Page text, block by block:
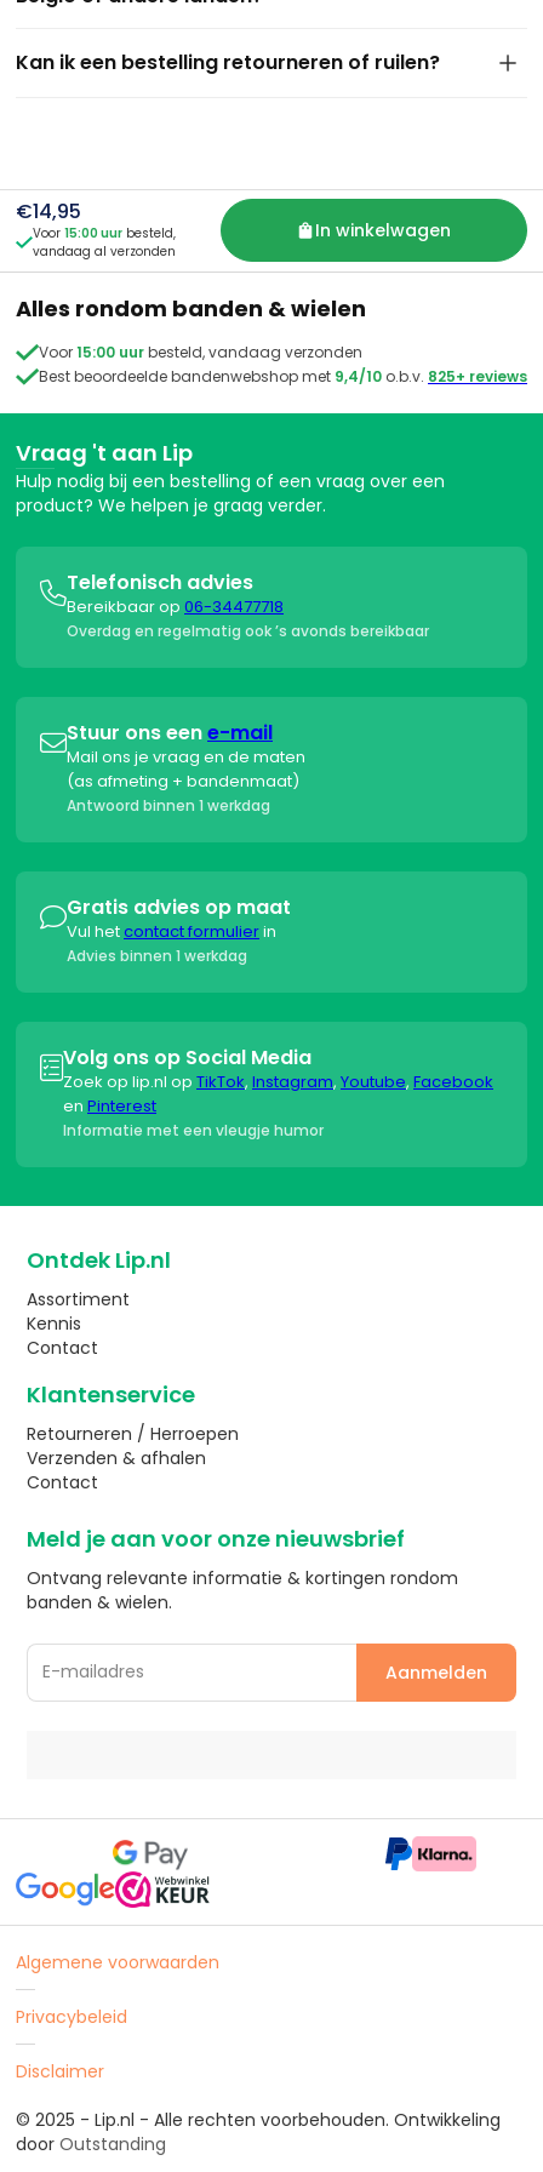
iets laten bezorgen in een ander land? Neem dan even
Kan ik een bestelling retourneren of ruilen?
juiste instructies. We zorgen altijd voor een snelle en nette
afhandeling.
€14,95
Voor 15:00 uur besteld,
vandaag al verzonden
In winkelwagen
Alles rondom banden & wielen
Voor15:00 uurbesteld, vandaag verzonden
Best beoordeelde bandenwebshop met 9,4/10 o.b.v. 825+ reviews
Vraag 't aan Lip
Hulp nodig bij een bestelling of een vraag over een
product? We helpen je graag verder.
Telefonisch advies
Bereikbaar op 06-34477718
Overdag en regelmatig ook ’s avonds bereikbaar
Stuur ons eene-mail
Mail ons je vraag en de maten
(as afmeting + bandenmaat)
Antwoord binnen 1 werkdag
Gratis advies op maat
Vul hetcontact formulierin
Advies binnen 1 werkdag
Volg ons op Social Media
Zoek op lip.nl op TikTok, Instagram, Youtube, Facebook
en Pinterest
Informatie met een vleugje humor
Ontdek Lip.nl
Assortiment
Kennis
Contact
Klantenservice
Retourneren / Herroepen
Verzenden & afhalen
Contact
Meld je aan voor onze nieuwsbrief
Ontvang relevante informatie & kortingen rondom
banden & wielen.
Algemene voorwaarden
Privacybeleid
Disclaimer
© 2025 - Lip.nl - Alle rechten voorbehouden. Ontwikkeling
door Outstanding